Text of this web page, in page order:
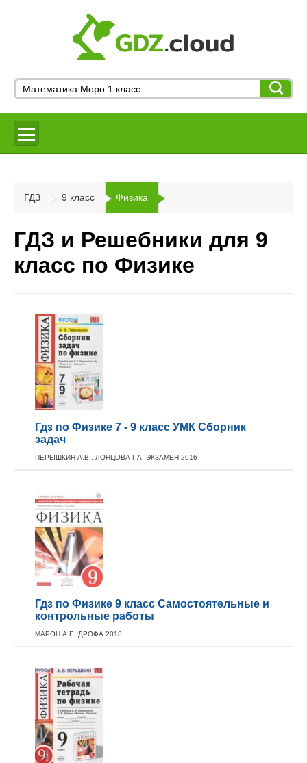
ГДЗ 9 класс Физика
ГДЗ и Решебники для 9
класс по Физике
Гдз по Физике 7 - 9 класс УМК Сборник
задач
ПЕРЫШКИН А.В., ЛОНЦОВА Г.А. ЭКЗАМЕН 2016
Гдз по Физике 9 класс Самостоятельные и
контрольные работы
МАРОН А.Е. ДРОФА 2018